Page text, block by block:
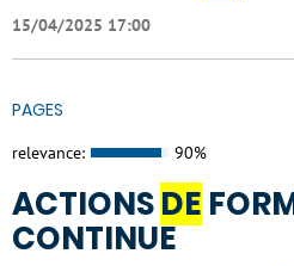
15/04/2025 17:00
PAGES
relevance: 90%
ACTIONSDE
CONTINUE